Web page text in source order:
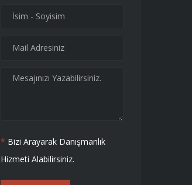
* Bizi Arayarak Danışmanlık
Hizmeti Alabilirsiniz.